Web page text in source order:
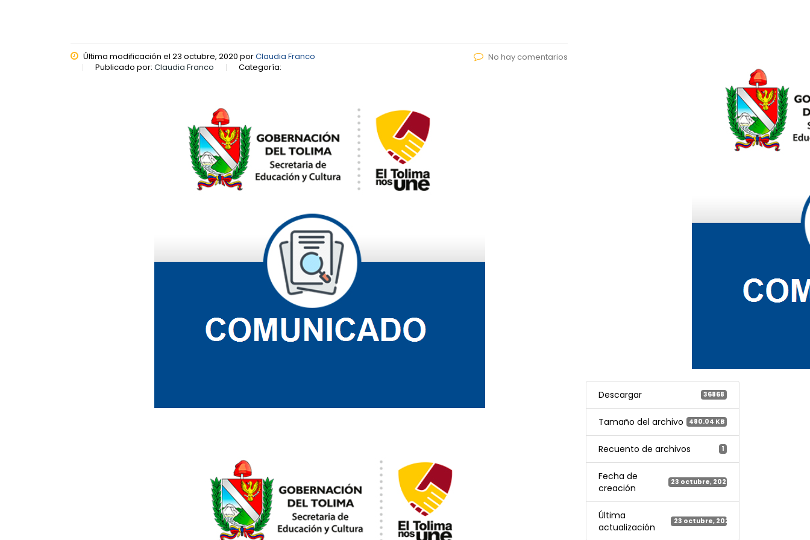
Última modificación el 23 octubre, 2020 porClaudia Franco
Publicado por: Claudia Franco Categoría:
No hay comentarios
Descargar 36868
Tamaño del archivo 480.04 KB
Recuento de archivos 1
Fecha de
creación
23 octubre, 2020
Última
actualización
23 octubre, 2020